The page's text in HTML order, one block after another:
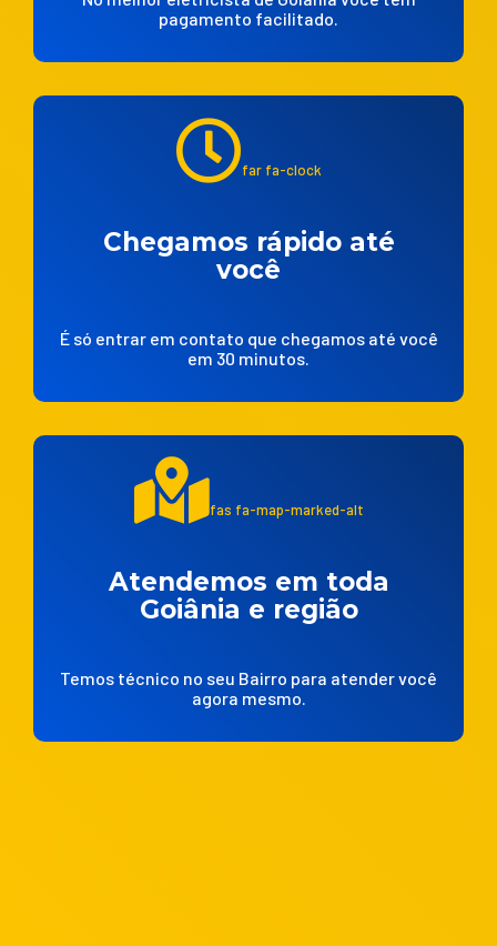
pagamento facilitado.
far fa-clock
Chegamos rápido até
você
É só entrar em contato que chegamos até você
em 30 minutos.
fas fa-map-marked-alt
Atendemos em toda
Goiânia e região
Temos técnico no seu Bairro para atender você
agora mesmo.